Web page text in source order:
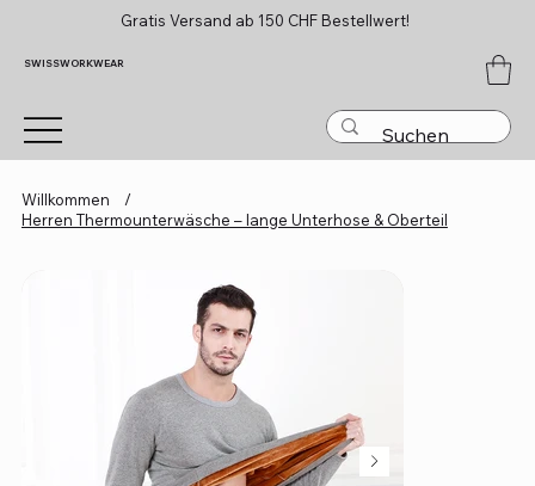
Gratis Versand ab 150 CHF Bestellwert!
SWISSWORKWEAR
Willkommen
/
Herren Thermounterwäsche – lange Unterhose & Oberteil